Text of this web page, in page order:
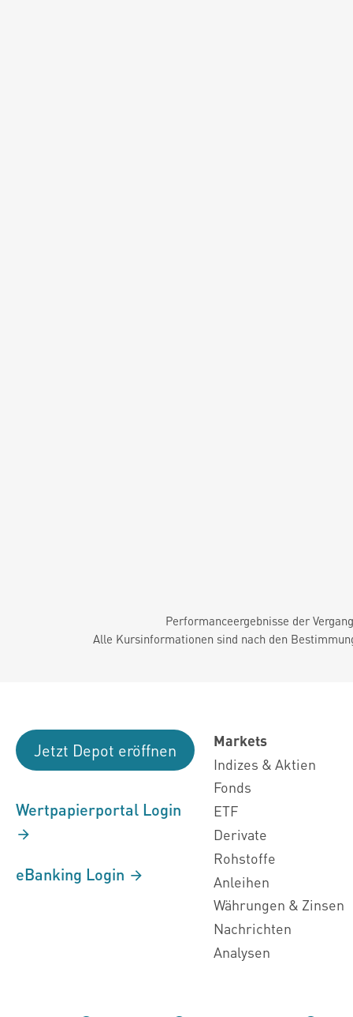
Performanceergebnisse der
Alle Kursinformationen sind nach den
Jetzt Depot eröffnen
Wertpapierportal Login
eBanking Login
Markets
Indizes & Aktien
Fonds
ETF
Derivate
Rohstoffe
Anleihen
Währungen & Zinsen
Nachrichten
Analysen